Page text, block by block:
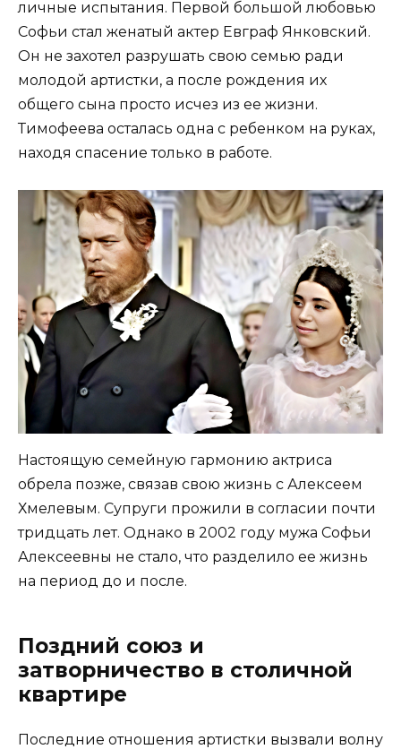
личные испытания. Первой большой любовью
Софьи стал женатый актер Евграф Янковский.
Он не захотел разрушать свою семью ради
молодой артистки, а после рождения их
общего сына просто исчез из ее жизни.
Тимофеева осталась одна с ребенком на руках,
находя спасение только в работе.
Настоящую семейную гармонию актриса
обрела позже, связав свою жизнь с Алексеем
Хмелевым. Супруги прожили в согласии почти
тридцать лет. Однако в 2002 году мужа Софьи
Алексеевны не стало, что разделило ее жизнь
на период до и после.
Поздний союз и
затворничество в столичной
квартире
Последние отношения артистки вызвали волну